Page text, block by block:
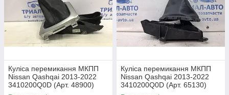
Куліса перемикання МКПП
Nissan Qashqai 2013-2022
3410200Q0D (Арт. 48900)
Куліса перемикання МКПП
Nissan Qashqai 2013-2022
3410200Q0D (Арт. 65130)